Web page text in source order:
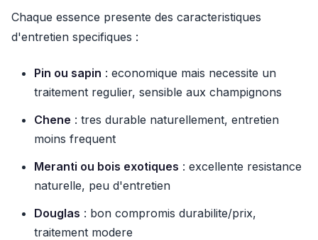
Chaque essence presente des caracteristiques
d'entretien specifiques :
Pin ou sapin : economique mais necessite un
traitement regulier, sensible aux champignons
Chene : tres durable naturellement, entretien
moins frequent
Meranti ou bois exotiques : excellente resistance
naturelle, peu d'entretien
Douglas : bon compromis durabilite/prix,
traitement modere